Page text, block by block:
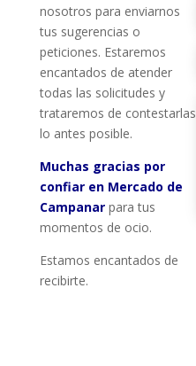
nosotros para enviarnos
tus sugerencias o
peticiones. Estaremos
encantados de atender
todas las solicitudes y
trataremos de contestarlas
lo antes posible.
Muchas gracias por
confiar en Mercado de
Campanarpara tus
momentos de ocio.
Estamos encantados de
recibirte.